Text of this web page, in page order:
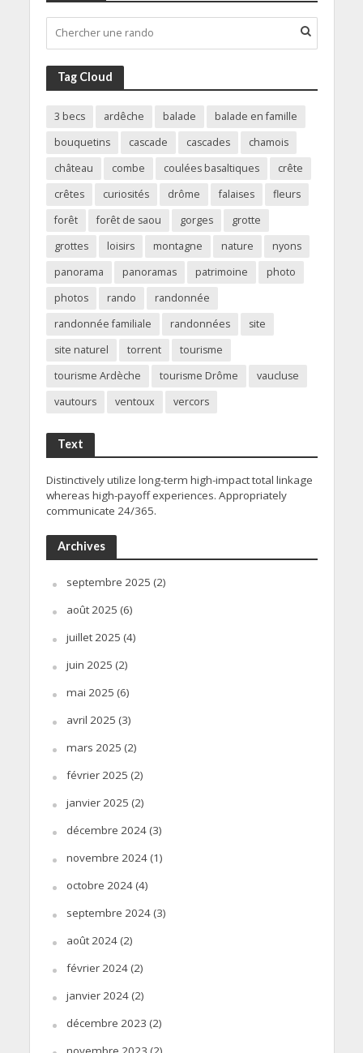
Tag Cloud
3 becs ardêche balade
balade en famille
bouquetins
cascade cascades
chamois
château
combe coulées basaltiques
crête
crêtes
curiosités drôme falaises
fleurs
forêt
forêt de saou gorges
grotte
grottes
loisirs montagne nature
nyons
panorama
panoramas patrimoine
photo
photos
rando
randonnée
randonnée familiale
randonnées
site
site naturel
torrent
tourisme
tourisme Ardèche
tourisme Drôme
vaucluse
vautours
ventoux vercors
Text
Distinctively utilize long-term high-impact total linkage
whereas high-payoff experiences. Appropriately
communicate 24/365.
Archives
septembre 2025 (2)
août 2025 (6)
juillet 2025 (4)
juin 2025 (2)
mai 2025 (6)
avril 2025 (3)
mars 2025 (2)
février 2025 (2)
janvier 2025 (2)
décembre 2024(3)
novembre 2024(1)
octobre 2024(4)
septembre 2024(3)
août 2024(2)
février 2024(2)
janvier 2024(2)
décembre 2023 (2)